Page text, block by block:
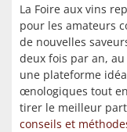
La Foire aux vins
pour les amateurs
de nouvelles
deux fois par an,
une plateforme
œnologiques tout
tirer le meilleur
conseils et